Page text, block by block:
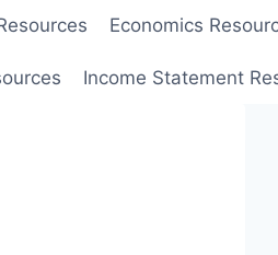
Economics
Income Statement